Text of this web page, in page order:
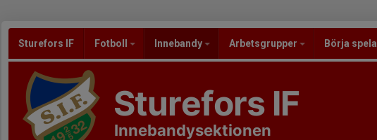
Sturefors IF Fotboll Innebandy Arbetsgrupper Börja spela
Sturefors IF
Innebandysektionen